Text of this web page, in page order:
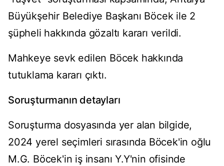
Büyükşehir Belediye Başkanı Böcek ile 2
şüpheli hakkında gözaltı kararı verildi.
Mahkeye sevk edilen Böcek hakkında
tutuklama kararı çıktı.
Soruşturmanın detayları
Soruşturma dosyasında yer alan bilgide,
2024 yerel seçimleri sırasında Böcek'in oğlu
M.G. Böcek'in iş insanı Y.Y'nin ofisinde